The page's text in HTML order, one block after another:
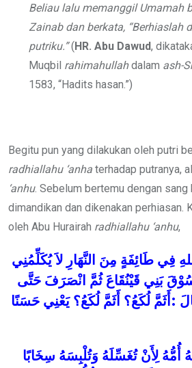
Beliau lalu memanggil Umamah
Zainab dan berkata, “Berhiaslah
putriku.”(HR. Abu Dawud,
Muqbil rahimahullahdalam ash-
1583, “Hadits hasan.”)
Begitu pun yang dilakukan oleh putri
radhiallahu ‘anha terhadap putranya,
‘anhu. Sebelum bertemu dengan sang
dimandikan dan dikenakan perhiasan.
oleh Abu Hurairah radhiallahu ‘anhu,
فِي طَائِفَةٍ مِنَ النَّهَارِ لاَ يُكَلِّمُنِي
بَنِي قَيْنُقَاعَ ثُمَّ انْصَرَفَ حَتَّى
: أَثَمَّ لُكَعُ؟ أَثَمَّ لُكَعُ؟ يَعْنِي حَسَنًا
أُمُّهُ لِأَنْ تُغَسِّلَهُ وَتُلْبِسَهُ سِخَابًا